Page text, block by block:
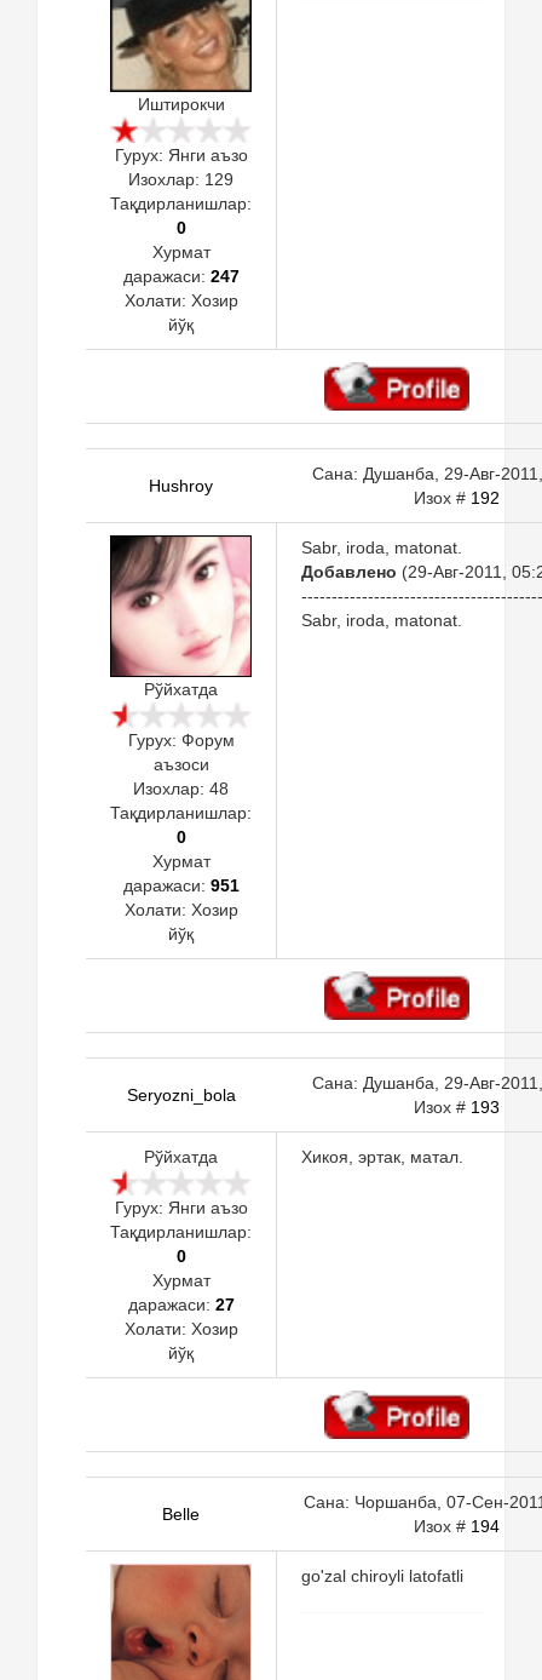
Иштирокчи
Гурух: Янги аъзо
Изохлар: 129
Тақдирланишлар:
0
Хурмат
даражаси: 247
Холати: Хозир
йўқ
Hushroy
Сана: Душанба, 29-Авг-
Изох # 192
Рўйхатда
Гурух: Форум
аъзоси
Изохлар: 48
Тақдирланишлар:
0
Хурмат
даражаси: 951
Холати: Хозир
йўқ
Sabr, iroda, matonat.
Добавлено (29-Авг-2011,
Sabr, iroda, matonat.
Seryozni_bola
Сана: Душанба, 29-Авг-
Изох # 193
Рўйхатда
Гурух: Янги аъзо
Тақдирланишлар:
0
Хурмат
даражаси: 27
Холати: Хозир
йўқ
Хикоя, эртак, матал.
Belle
Сана: Чоршанба, 07-Сен-
Изох # 194
go'zal chiroyli latofatli